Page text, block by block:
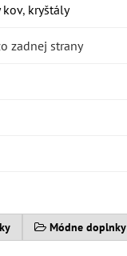
kov, kryštály
zadnej strany
Módne doplnky